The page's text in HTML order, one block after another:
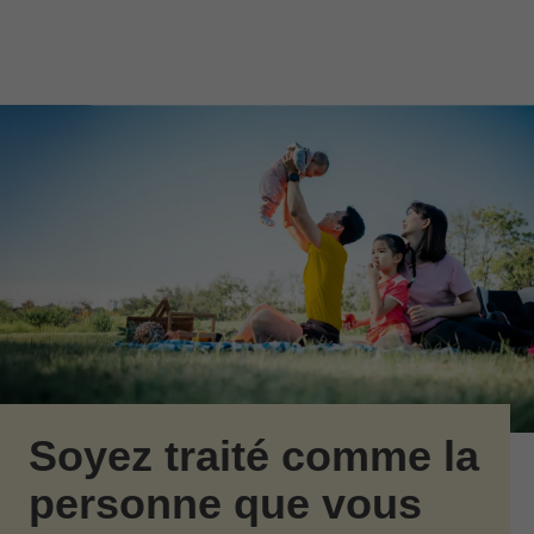
Soyez traité comme la
personne que vous